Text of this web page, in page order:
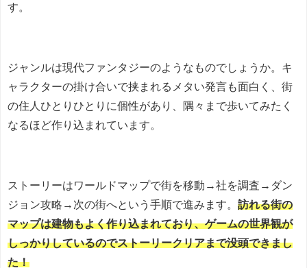
す。
ジャンルは現代ファンタジーのようなものでしょうか。キ
ャラクターの掛け合いで挟まれるメタい発言も面白く、街
の住人ひとりひとりに個性があり、隅々まで歩いてみたく
なるほど作り込まれています。
ストーリーはワールドマップで街を移動→社を調査→ダン
ジョン攻略→次の街へという手順で進みます。 訪れる街の
マップは建物もよく作り込まれており、ゲームの世界観が
しっかりしているのでストーリークリアまで没頭できまし
た！